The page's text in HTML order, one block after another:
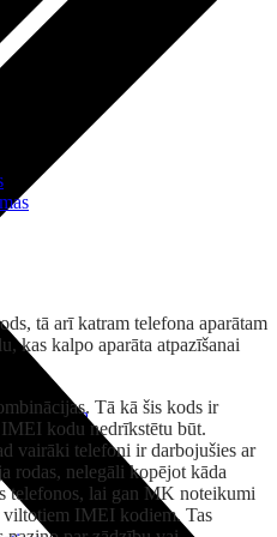
pārvaldība
tā arī katram telefona aparātam
kas kalpo aparāta atpazīšanai
Tā kā šis kods ir
kodu nedrīkstētu būt.
vairāki telefoni ir darbojušies ar
rodas, nelegāli kopējot kāda
telefonos, lai gan MK noteikumi
IMEI kodiem. Tas